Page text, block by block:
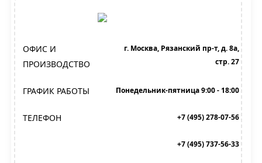
ОФИС И
ПРОИЗВОДСТВО
г. Москва, Рязанский пр-т, д. 8а,
стр. 27
ГРАФИК РАБОТЫ Понедельник-пятница 9:00 - 18:00
ТЕЛЕФОН +7 (495) 278-07-56
+7 (495) 737-56-33